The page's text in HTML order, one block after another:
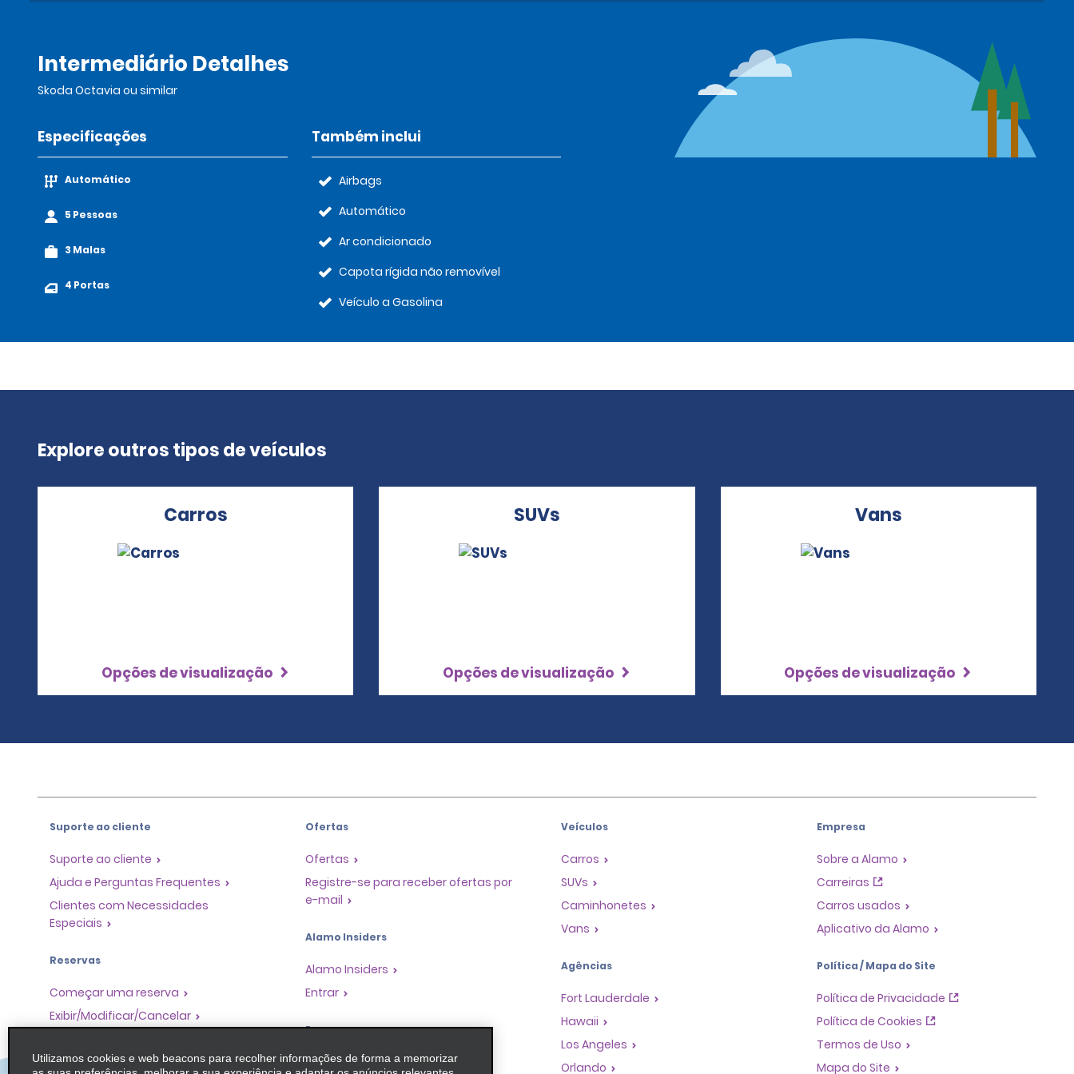
Intermediário Detalhes
Skoda Octavia ou similar
Especificações
Automático
5 Pessoas
3 Malas
4 Portas
Também inclui
Airbags
Automático
Ar condicionado
Capota rígida não removível
Veículo a Gasolina
Explore outros tipos de veículos
Carros
Opções de visualização
SUVs
Opções de visualização
Vans
Opções de visualização
Suporte ao cliente
Suporte ao cliente
Ajuda e Perguntas Frequentes
Clientes com Necessidades
Especiais
Reservas
Começar uma reserva
Exibir/Modificar/Cancelar
Pular o guichê
Ofertas
Ofertas
Registre-se para receber ofertas por
e-mail
Alamo Insiders
Alamo Insiders
Entrar
Programas
Programa de Premiação de
Veículos
Carros
SUVs
Caminhonetes
Vans
Agências
Fort Lauderdale
Hawaii
Los Angeles
Orlando
Empresa
Sobre a Alamo
Carreiras
Carros usados
Aplicativo da Alamo
Política / Mapa do Site
Política de Privacidade
Política de Cookies
Termos de Uso
Mapa do Site
Utilizamos cookies e web beacons para recolher informações de forma a memorizar